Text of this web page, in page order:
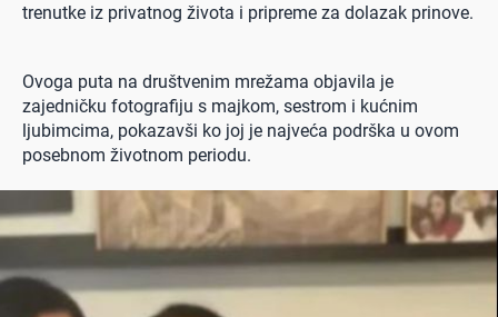
trenutke iz privatnog života i pripreme za dolazak prinove.
Ovoga puta na društvenim mrežama objavila je
zajedničku fotografiju s majkom, sestrom i kućnim
ljubimcima, pokazavši ko joj je najveća podrška u ovom
posebnom životnom periodu.